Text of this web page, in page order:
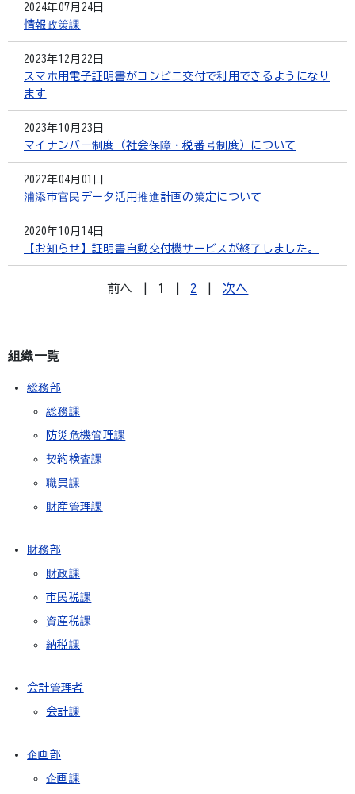
2024年07月24日
情報政策課
2023年12月22日
スマホ用電子証明書がコンビニ交付で利用できるようになり
ます
2023年10月23日
マイナンバー制度（社会保障・税番号制度）について
2022年04月01日
浦添市官民データ活用推進計画の策定について
2020年10月14日
【お知らせ】証明書自動交付機サービスが終了しました。
前へ 1 2 次へ
組織一覧
総務部
総務課
防災危機管理課
契約検査課
職員課
財産管理課
財務部
財政課
市民税課
資産税課
納税課
会計管理者
会計課
企画部
企画課